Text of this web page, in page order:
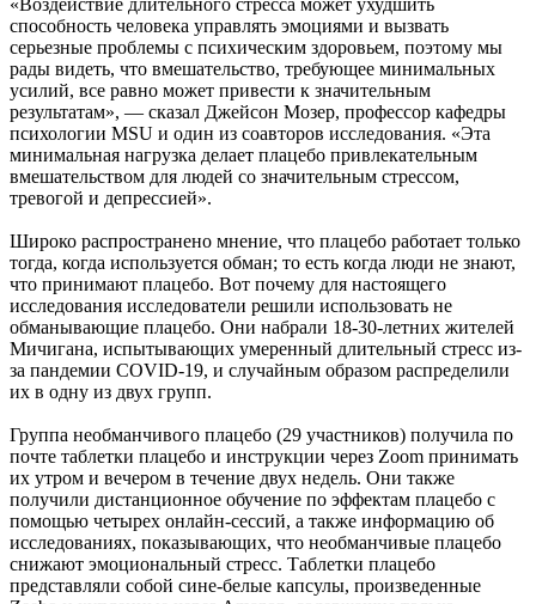
«Воздействие длительного стресса может ухудшить
способность человека управлять эмоциями и вызвать
серьезные проблемы с психическим здоровьем, поэтому мы
рады видеть, что вмешательство, требующее минимальных
усилий, все равно может привести к значительным
результатам», — сказал Джейсон Мозер, профессор кафедры
психологии MSU и один из соавторов исследования. «Эта
минимальная нагрузка делает плацебо привлекательным
вмешательством для людей со значительным стрессом,
тревогой и депрессией».
Широко распространено мнение, что плацебо работает только
тогда, когда используется обман; то есть когда люди не знают,
что принимают плацебо. Вот почему для настоящего
исследования исследователи решили использовать не
обманывающие плацебо. Они набрали 18-30-летних жителей
Мичигана, испытывающих умеренный длительный стресс из-
за пандемии COVID-19, и случайным образом распределили
их в одну из двух групп.
Группа необманчивого плацебо (29 участников) получила по
почте таблетки плацебо и инструкции через Zoom принимать
их утром и вечером в течение двух недель. Они также
получили дистанционное обучение по эффектам плацебо с
помощью четырех онлайн-сессий, а также информацию об
исследованиях, показывающих, что необманчивые плацебо
снижают эмоциональный стресс. Таблетки плацебо
представляли собой сине-белые капсулы, произведенные